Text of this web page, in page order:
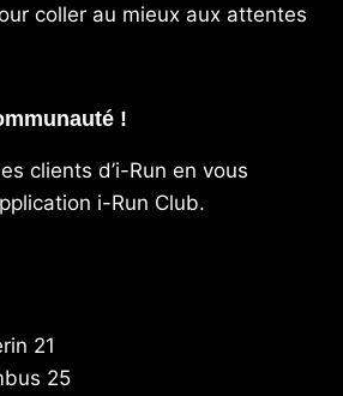
coller au mieux aux attentes
!
clients d’i-Run en vous
i-Run Club.
21
25